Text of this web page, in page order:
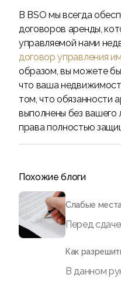
В BSO мы всегда
договоров аренды,
управляемой нами
договор управления
образом, вы можете
что ваша
том, что обязанности
выполнены без вашего
права полностью
Похожие блоги
Слабые